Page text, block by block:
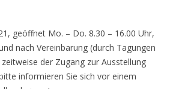
geöffnet Mo. – Do. 8.30 – 16.00 Uhr,
nach Vereinbarung (durch Tagungen
der Zugang zur Ausstellung
informieren Sie sich vor einem